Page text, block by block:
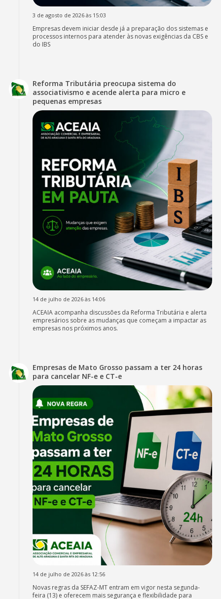
3 de agosto de 2026 às 15:03
Empresas devem iniciar desde já a preparação dos sistemas e
processos internos para atender às novas exigências da CBS e
do IBS
Reforma Tributária preocupa sistema do
associativismo e acende alerta para micro e
pequenas empresas
14 de julho de 2026 às 14:06
ACEAIA acompanha discussões da Reforma Tributária e alerta
empresários sobre as mudanças que começam a impactar as
empresas nos próximos anos.
Empresas de Mato Grosso passam a ter 24 horas
para cancelar NF-e e CT-e
14 de julho de 2026 às 12:56
Novas regras da SEFAZ-MT entram em vigor nesta segunda-
feira (13) e oferecem mais segurança e flexibilidade para